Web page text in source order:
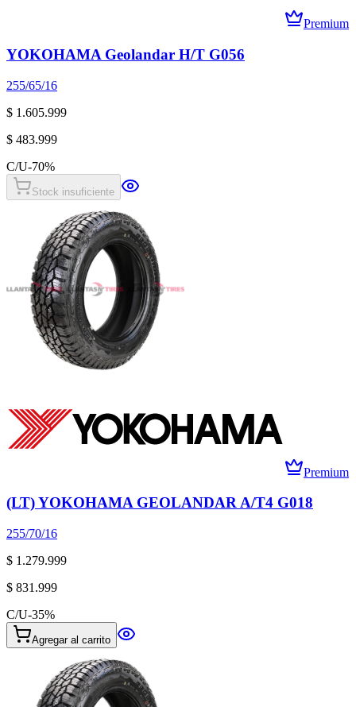
Premium
YOKOHAMA Geolandar H/T G056
255/65/16
$ 1.605.999
$ 483.999
C/U-70%
Stock insuficiente
Premium
(LT) YOKOHAMA GEOLANDAR A/T4 G018
255/70/16
$ 1.279.999
$ 831.999
C/U-35%
Agregar al carrito